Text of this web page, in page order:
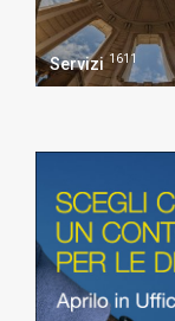
Servizi 1611